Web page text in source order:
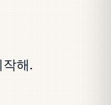
작해.